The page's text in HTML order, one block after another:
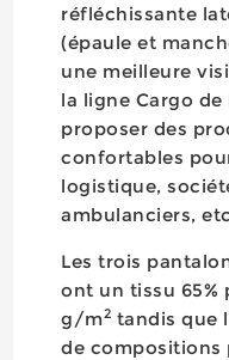
réfléchissante
(épaule et
une meilleure
la ligne Cargo
proposer des
confortables
logistique,
ambulanciers,
Les trois
ont un tissu 65%
g/m2 tandis que
de compositions